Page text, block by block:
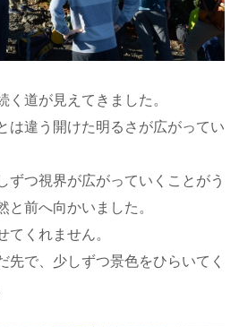
く道が見えてきました。
は違う開けた明るさが広がってい
ずつ視界が広がっていくことがう
と前へ向かいました。
てくれません。
先で、少しずつ景色をひらいてく